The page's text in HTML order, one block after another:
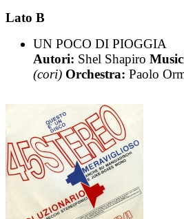
Lato B
UN POCO DI PIOGGIA
Autori: Shel Shapiro
(cori) Orchestra: Paolo